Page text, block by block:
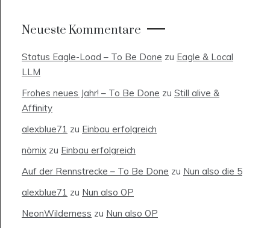
Neueste Kommentare
Status Eagle-Load – To Be Done zu Eagle & Local
LLM
Frohes neues Jahr! – To Be Done zu Still alive &
Affinity
alexblue71 zu Einbau erfolgreich
nömix zu Einbau erfolgreich
Auf der Rennstrecke – To Be Done zu Nun also die 5
alexblue71 zu Nun also OP
NeonWilderness zu Nun also OP